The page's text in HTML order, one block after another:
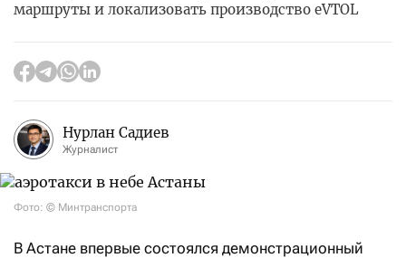
маршруты и локализовать производство eVTOL
Нурлан Садиев
Журналист
Фото: © Минтранспорта
В Астане впервые состоялся демонстрационный